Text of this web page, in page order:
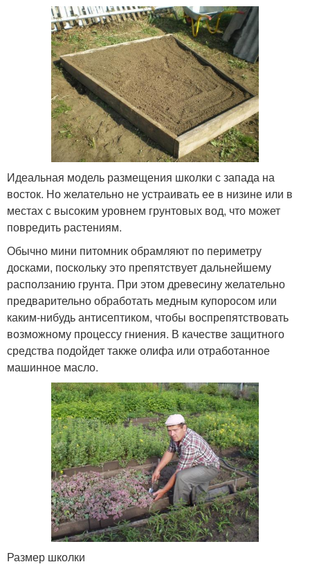
Идеальная модель размещения школки с запада на
восток. Но желательно не устраивать ее в низине или в
местах с высоким уровнем грунтовых вод, что может
повредить растениям.
Обычно мини питомник обрамляют по периметру
досками, поскольку это препятствует дальнейшему
расползанию грунта. При этом древесину желательно
предварительно обработать медным купоросом или
каким-нибудь антисептиком, чтобы воспрепятствовать
возможному процессу гниения. В качестве защитного
средства подойдет также олифа или отработанное
машинное масло.
Размер школки